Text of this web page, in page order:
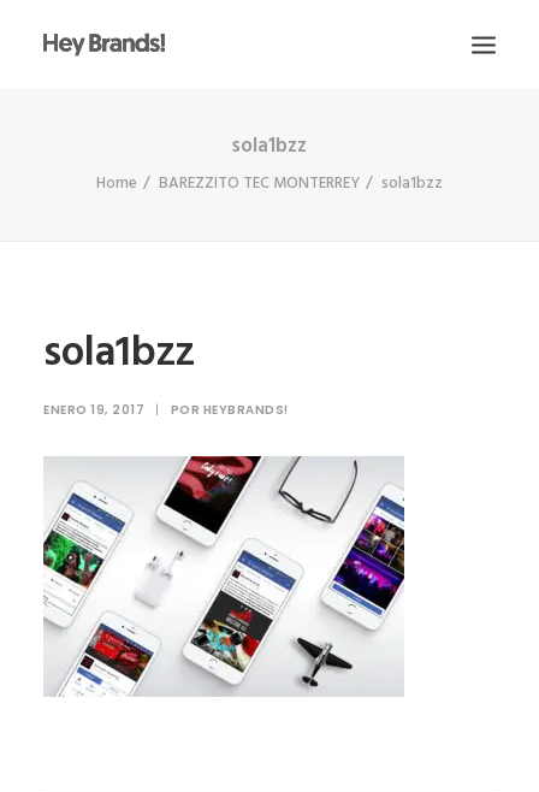
CONÓCENOS
ESCRÍBENOS
sola1bzz
Home BAREZZITO TEC MONTERREY sola1bzz
sola1bzz
ENERO 19, 2017 | POR HEYBRANDS!